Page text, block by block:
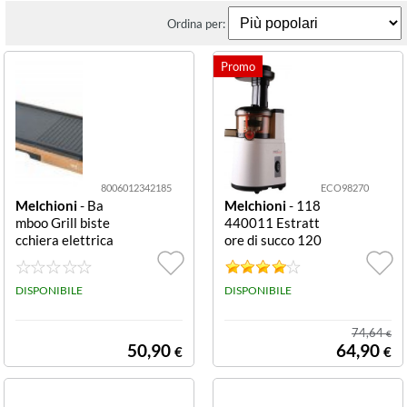
Ordina per:
8006012342185
Melchioni- Ba
mboo Grill biste
cchiera elettrica
1800 W piastre
rimovibili Bistec
chiera BAMBO
boo completame
DISPONIBILE
50,90 €
ECO98270
Melchioni- 118
440011 Estratt
ore di succo 120
W 0,6 L MELCH
IONI ESTRATT
ORE VEGA120
DISPONIBILE
74,64€
64,90 €